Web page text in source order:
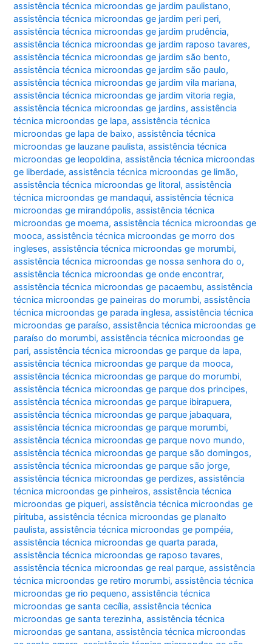
assistência técnica microondas ge jardim paulistano,
assistência técnica microondas ge jardim peri peri,
assistência técnica microondas ge jardim prudência,
assistência técnica microondas ge jardim raposo tavares,
assistência técnica microondas ge jardim são bento,
assistência técnica microondas ge jardim são paulo,
assistência técnica microondas ge jardim vila mariana,
assistência técnica microondas ge jardim vitoria regia,
assistência técnica microondas ge jardins,assistência
técnica microondas ge lapa,assistência técnica
microondas ge lapa de baixo,assistência técnica
microondas ge lauzane paulista,assistência técnica
microondas ge leopoldina,assistência técnica microondas
ge liberdade,assistência técnica microondas ge limão,
assistência técnica microondas ge litoral,assistência
técnica microondas ge mandaqui,assistência técnica
microondas ge mirandópolis,assistência técnica
microondas ge moema,assistência técnica microondas ge
mooca,assistência técnica microondas ge morro dos
ingleses,assistência técnica microondas ge morumbi,
assistência técnica microondas ge nossa senhora do o,
assistência técnica microondas ge onde encontrar,
assistência técnica microondas ge pacaembu,assistência
técnica microondas ge paineiras do morumbi,assistência
técnica microondas ge parada inglesa,assistência técnica
microondas ge paraíso,assistência técnica microondas ge
paraíso do morumbi,assistência técnica microondas ge
pari,assistência técnica microondas ge parque da lapa,
assistência técnica microondas ge parque da mooca,
assistência técnica microondas ge parque do morumbi,
assistência técnica microondas ge parque dos principes,
assistência técnica microondas ge parque ibirapuera,
assistência técnica microondas ge parque jabaquara,
assistência técnica microondas ge parque morumbi,
assistência técnica microondas ge parque novo mundo,
assistência técnica microondas ge parque são domingos,
assistência técnica microondas ge parque são jorge,
assistência técnica microondas ge perdizes,assistência
técnica microondas ge pinheiros,assistência técnica
microondas ge piqueri,assistência técnica microondas ge
pirituba,assistência técnica microondas ge planalto
paulista,assistência técnica microondas ge pompéia,
assistência técnica microondas ge quarta parada,
assistência técnica microondas ge raposo tavares,
assistência técnica microondas ge real parque,assistência
técnica microondas ge retiro morumbi,assistência técnica
microondas ge rio pequeno,assistência técnica
microondas ge santa cecília,assistência técnica
microondas ge santa terezinha,assistência técnica
microondas ge santana,assistência técnica microondas